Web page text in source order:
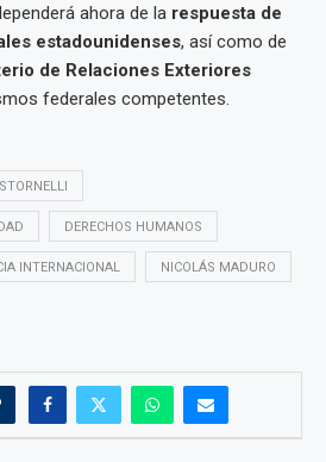
ahora de la respuesta de
estadounidenses, así como de
de Relaciones Exteriores
federales competentes.
DERECHOS HUMANOS
INTERNACIONAL NICOLÁS MADURO